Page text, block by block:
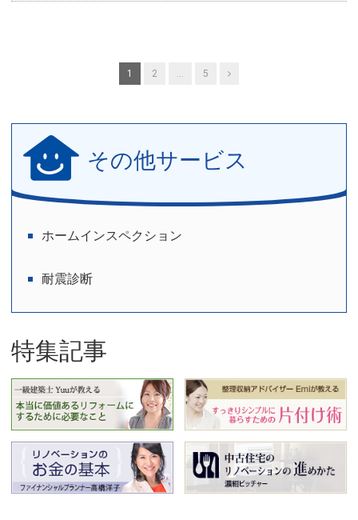
ペ
ー
り
1 2 … 5 Next
その他サービス
ホームインスペクション
耐震診断
特集記事